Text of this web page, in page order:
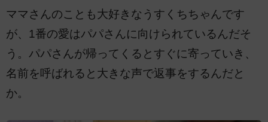
ママさんのことも大好きなうすくちちゃんです
が、1番の愛はパパさんに向けられているんだそ
う。パパさんが帰ってくるとすぐに寄っていき、
名前を呼ばれると大きな声で返事をするんだと
か。